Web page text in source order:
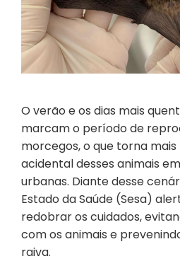
O verão e os dias mais
marcam o período de
morcegos, o que torna
acidental desses animais
urbanas. Diante desse
Estado da Saúde (Sesa)
redobrar os cuidados,
com os animais e
raiva.